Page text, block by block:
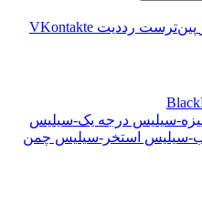
‫پین‌ترست ‫رددیت ‫VKontakte
سیلیس درجه یک-سیلیس
سیلیس استخر-سیلیس چمن